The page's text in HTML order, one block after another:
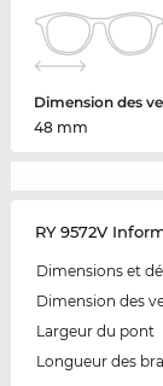
Dimension des
48 mm
RY 9572V
Dimensions et
Dimension des
Largeur du pont
Longueur des